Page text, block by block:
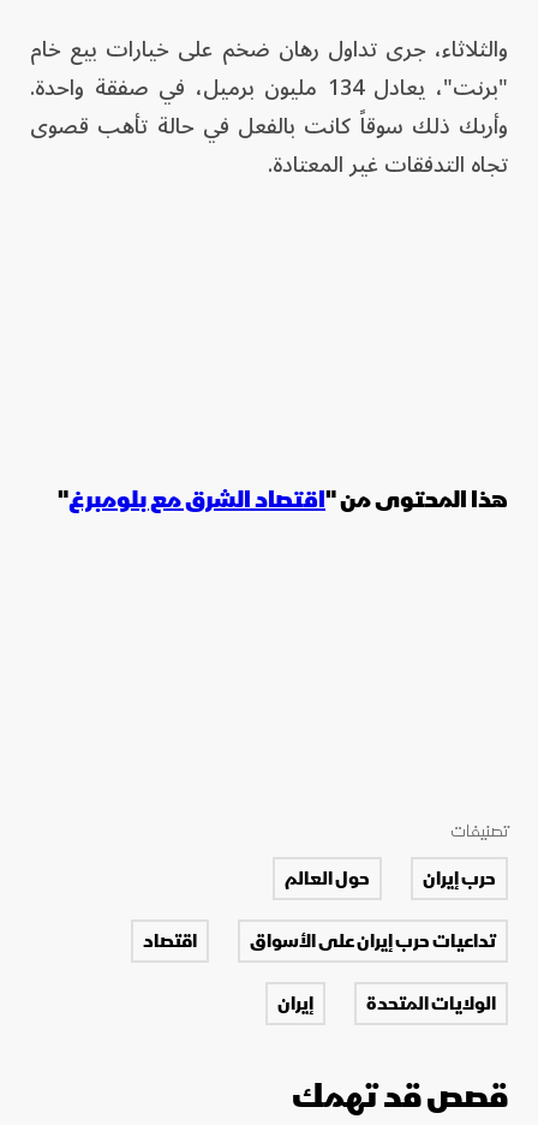
والثلاثاء، جرى تداول رهان ضخم على خيارات بيع خام
"برنت"، يعادل 134 مليون برميل، في صفقة واحدة.
وأربك ذلك سوقاً كانت بالفعل في حالة تأهب قصوى
تجاه التدفقات غير المعتادة.
هذا المحتوى من "اقتصاد الشرق مع بلومبرغ"
تصنيفات
حرب إيران
حول العالم
تداعيات حرب إيران على الأسواق
اقتصاد
الولايات المتحدة
إيران
قصص قد تهمك